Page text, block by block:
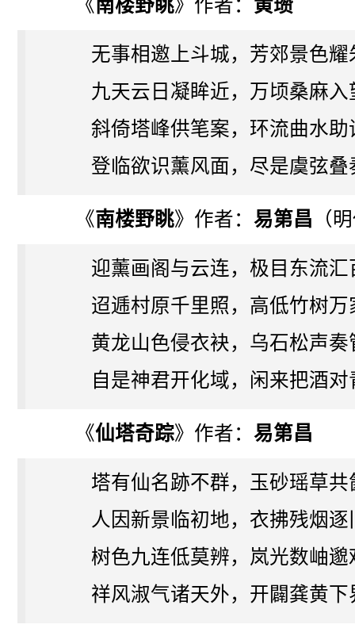
《 南楼野眺》作者： 黄瓒
无事相邀上斗城，芳郊景色耀
九天云日凝眸近，万顷桑麻入
斜倚塔峰供笔案，环流曲水助
登临欲识薰风面，尽是虞弦叠
《南楼野眺》作者：易第昌 （
迎薰画阁与云连，极目东流汇
迢逓村原千里照，高低竹树万
黄龙山色侵衣袂，乌石松声奏
自是神君开化域，闲来把酒对
《仙塔奇踪》作者：易第昌
塔有仙名跡不群，玉砂瑶草共
人因新景临初地，衣拂残烟逐
树色九连低莫辨，岚光数岫邈
祥风淑气诸天外，开闢龚黄下